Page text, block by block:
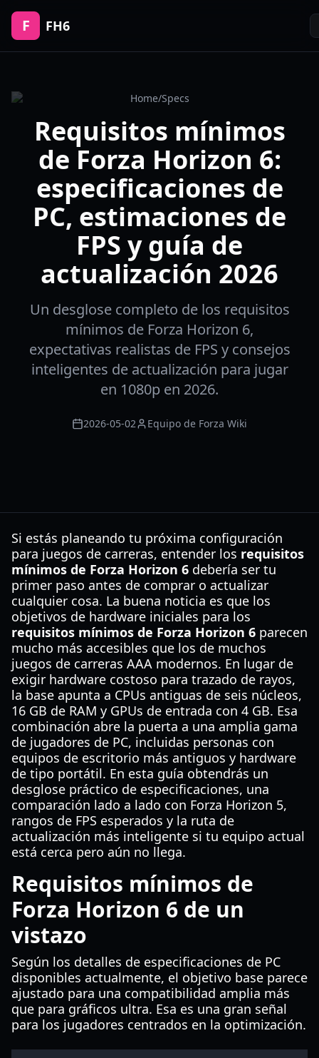
F FH6
Home/Specs
Requisitos mínimos
de Forza Horizon 6:
especificaciones de
PC, estimaciones de
FPS y guía de
actualización 2026
Un desglose completo de los requisitos
mínimos de Forza Horizon 6,
expectativas realistas de FPS y consejos
inteligentes de actualización para jugar
en 1080p en 2026.
2026-05-02 Equipo de Forza Wiki
Si estás planeando tu próxima configuración
para juegos de carreras, entender los requisitos
mínimos de Forza Horizon 6 debería ser tu
primer paso antes de comprar o actualizar
cualquier cosa. La buena noticia es que los
objetivos de hardware iniciales para los
requisitos mínimos de Forza Horizon 6 parecen
mucho más accesibles que los de muchos
juegos de carreras AAA modernos. En lugar de
exigir hardware costoso para trazado de rayos,
la base apunta a CPUs antiguas de seis núcleos,
16 GB de RAM y GPUs de entrada con 4 GB. Esa
combinación abre la puerta a una amplia gama
de jugadores de PC, incluidas personas con
equipos de escritorio más antiguos y hardware
de tipo portátil. En esta guía obtendrás un
desglose práctico de especificaciones, una
comparación lado a lado con Forza Horizon 5,
rangos de FPS esperados y la ruta de
actualización más inteligente si tu equipo actual
está cerca pero aún no llega.
Requisitos mínimos de
Forza Horizon 6 de un
vistazo
Según los detalles de especificaciones de PC
disponibles actualmente, el objetivo base parece
ajustado para una compatibilidad amplia más
que para gráficos ultra. Esa es una gran señal
para los jugadores centrados en la optimización.